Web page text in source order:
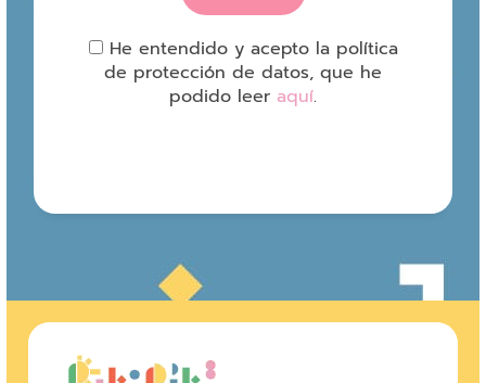
He entendido y acepto la política
de protección de datos, que he
podido leer aquí.